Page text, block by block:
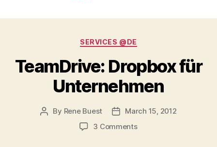
Categories
SERVICES @DE
TeamDrive: Dropbox für
Unternehmen
Post
By Rene Buest
PostMarch 15, 2012
3 Commentson